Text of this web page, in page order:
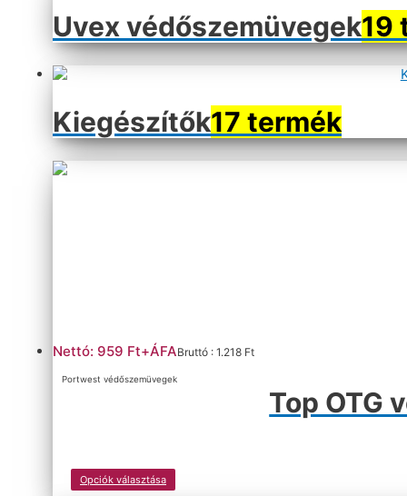
Uvex védőszemüvegek19
Kiegészítők17 termék
Nettó: 959 Ft+ÁFABruttó : 1.218 Ft
Portwest védőszemüvegek
Top OTG
Opciók választása